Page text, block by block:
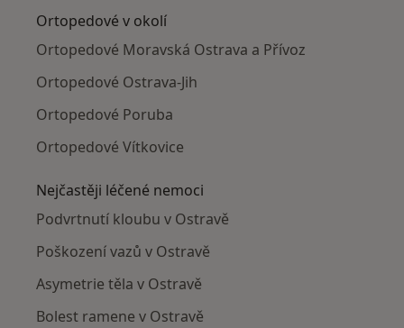
Ortopedové v okolí
Ortopedové Moravská Ostrava a Přívoz
Ortopedové Ostrava-Jih
Ortopedové Poruba
Ortopedové Vítkovice
Nejčastěji léčené nemoci
Podvrtnutí kloubu v Ostravě
Poškození vazů v Ostravě
Asymetrie těla v Ostravě
Bolest ramene v Ostravě